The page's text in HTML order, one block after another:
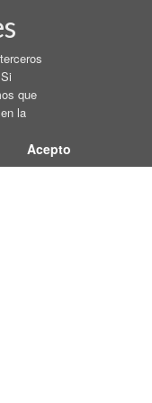
que
la
Acepto